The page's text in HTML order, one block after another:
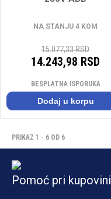
NA STANJU 4 KOM
15.077,33 RSD
14.243,98 RSD
BESPLATNA ISPORUKA
Dodaj u korpu
PRIKAZ 1 - 6 OD 6
Pomoć pri kupovini